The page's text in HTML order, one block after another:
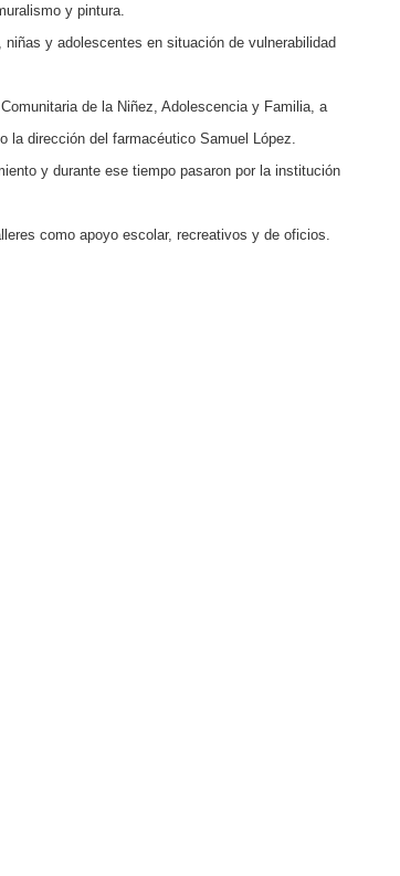
y pintura.
y adolescentes en situación de vulnerabilidad
de la Niñez, Adolescencia y Familia, a
la dirección del farmacéutico Samuel López.
y durante ese tiempo pasaron por la institución
como apoyo escolar, recreativos y de oficios.